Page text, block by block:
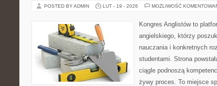
POSTED BY ADMIN LUT - 19 - 2026 MOŻLIWOŚĆ
Kongres Anglistów to
angielskiego, którzy
nauczania i konkretnych
studentami. Strona
ciągle podnoszą
żywy proces. To miejsce